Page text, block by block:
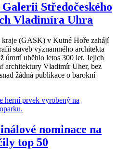
Středočeského
Vladimíra Uhra
kraje (GASK) v Kutné Hoře zahájí
staveb významného architekta
úmrtí uběhlo letos 300 let. Jejich
architektury Vladimír Uher, bez
žádná publikace o barokní
nominace na
top 50